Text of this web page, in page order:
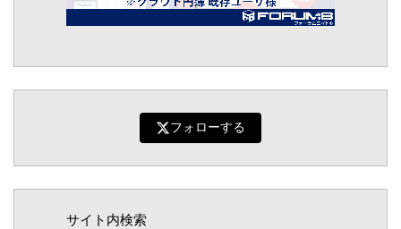
フォローする
サイト内検索